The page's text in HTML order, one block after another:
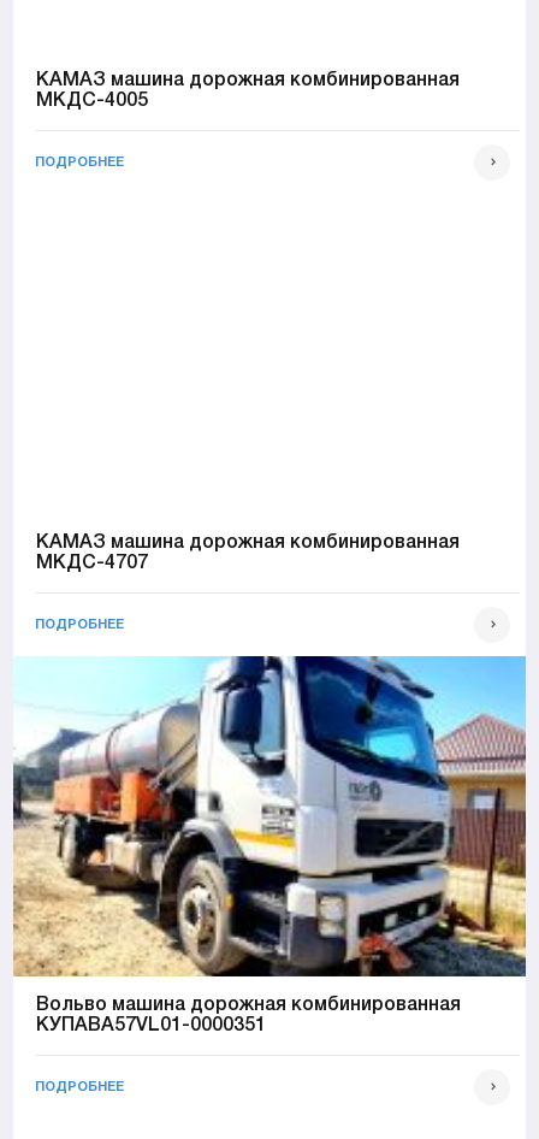
КАМАЗ машина дорожная комбинированная
МКДС-4005
ПОДРОБНЕЕ
КАМАЗ машина дорожная комбинированная
МКДС-4707
ПОДРОБНЕЕ
Вольво машина дорожная комбинированная
КУПАВА57VL01-0000351
ПОДРОБНЕЕ